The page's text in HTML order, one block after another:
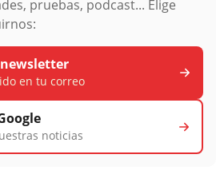
pruebas, podcast... Elige
en tu correo
noticias